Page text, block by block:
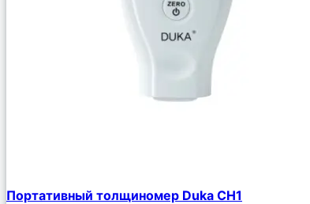
Портативный толщиномер Duka CH1